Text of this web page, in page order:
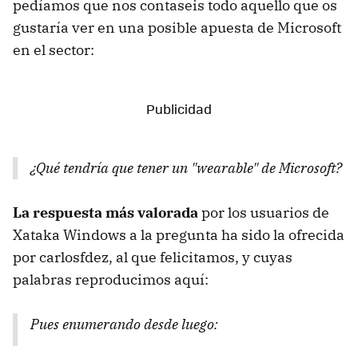
pedíamos que nos contaseis todo aquello que os
gustaría ver en una posible apuesta de Microsoft
en el sector:
¿Qué tendría que tener un "wearable" de Microsoft?
La respuesta más valoradapor los usuarios de
Xataka Windows a la pregunta ha sido la ofrecida
por carlosfdez, al que felicitamos, y cuyas
palabras reproducimos aquí:
Pues enumerando desde luego: